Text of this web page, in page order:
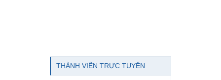
THÀNH VIÊN TRỰC TUYẾN